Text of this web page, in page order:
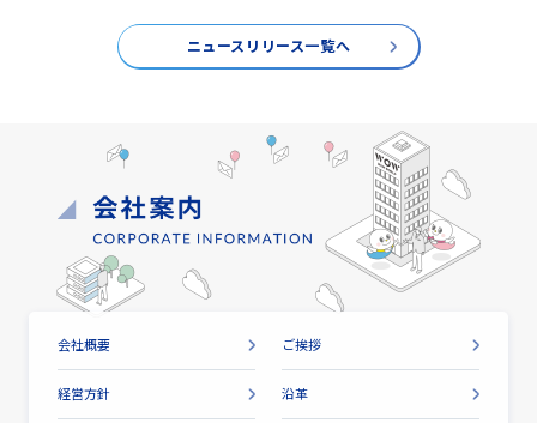
ニュースリリース一覧へ
会社概要 ご挨拶
経営方針 沿革